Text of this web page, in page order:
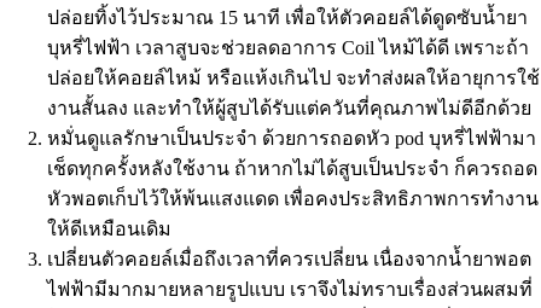
ปล่อยทิ้งไว้ประมาณ 15 นาที เพื่อให้ตัวคอยล์ได้ดูดซับน้ำยา
บุหรี่ไฟฟ้า เวลาสูบจะช่วยลดอาการ Coil ไหม้ได้ดี เพราะถ้า
ปล่อยให้คอยล์ไหม้ หรือแห้งเกินไป จะทำส่งผลให้อายุการใช้
งานสั้นลง และทำให้ผู้สูบได้รับแต่ควันที่คุณภาพไม่ดีอีกด้วย
หมั่นดูแลรักษาเป็นประจำ ด้วยการถอดหัว pod บุหรี่ไฟฟ้ามา
เช็ดทุกครั้งหลังใช้งาน ถ้าหากไม่ได้สูบเป็นประจำ ก็ควรถอด
หัวพอตเก็บไว้ให้พ้นแสงแดด เพื่อคงประสิทธิภาพการทำงาน
ให้ดีเหมือนเดิม
เปลี่ยนตัวคอยล์เมื่อถึงเวลาที่ควรเปลี่ยน เนื่องจากน้ำยาพอต
ไฟฟ้ามีมากมายหลายรูปแบบ เราจึงไม่ทราบเรื่องส่วนผสมที่